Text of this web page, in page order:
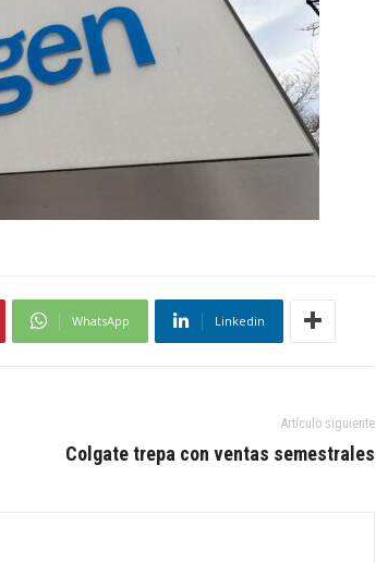
WhatsApp Linkedin
Artículo siguiente
Colgate trepa con ventas semestrales